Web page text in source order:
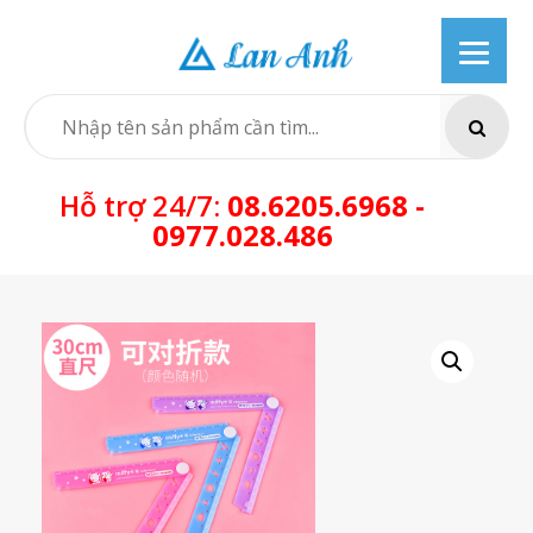
SEARCH
Hỗ trợ 24/7: 08.6205.6968 -
0977.028.486